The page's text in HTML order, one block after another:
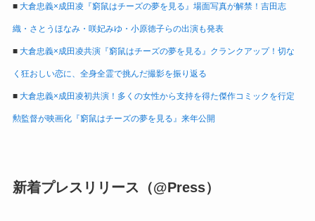
■ 大倉忠義×成田凌『窮鼠はチーズの夢を見る』場面写真が解禁！吉田志
織・さとうほなみ・咲妃みゆ・小原徳子らの出演も発表
■ 大倉忠義×成田凌共演『窮鼠はチーズの夢を見る』クランクアップ！切な
く狂おしい恋に、全身全霊で挑んだ撮影を振り返る
■ 大倉忠義×成田凌初共演！多くの女性から支持を得た傑作コミックを行定
勲監督が映画化『窮鼠はチーズの夢を見る』来年公開
新着プレスリリース（@Press）